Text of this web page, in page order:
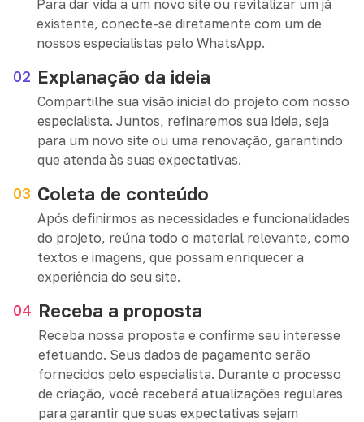
Para dar vida a um novo site ou revitalizar um já
existente, conecte-se diretamente com um de
nossos especialistas pelo WhatsApp.
02 Explanação da ideia
Compartilhe sua visão inicial do projeto com nosso
especialista. Juntos, refinaremos sua ideia, seja
para um novo site ou uma renovação, garantindo
que atenda às suas expectativas.
03 Coleta de conteúdo
Após definirmos as necessidades e funcionalidades
do projeto, reúna todo o material relevante, como
textos e imagens, que possam enriquecer a
experiência do seu site.
04 Receba a proposta
Receba nossa proposta e confirme seu interesse
efetuando. Seus dados de pagamento serão
fornecidos pelo especialista. Durante o processo
de criação, você receberá atualizações regulares
para garantir que suas expectativas sejam